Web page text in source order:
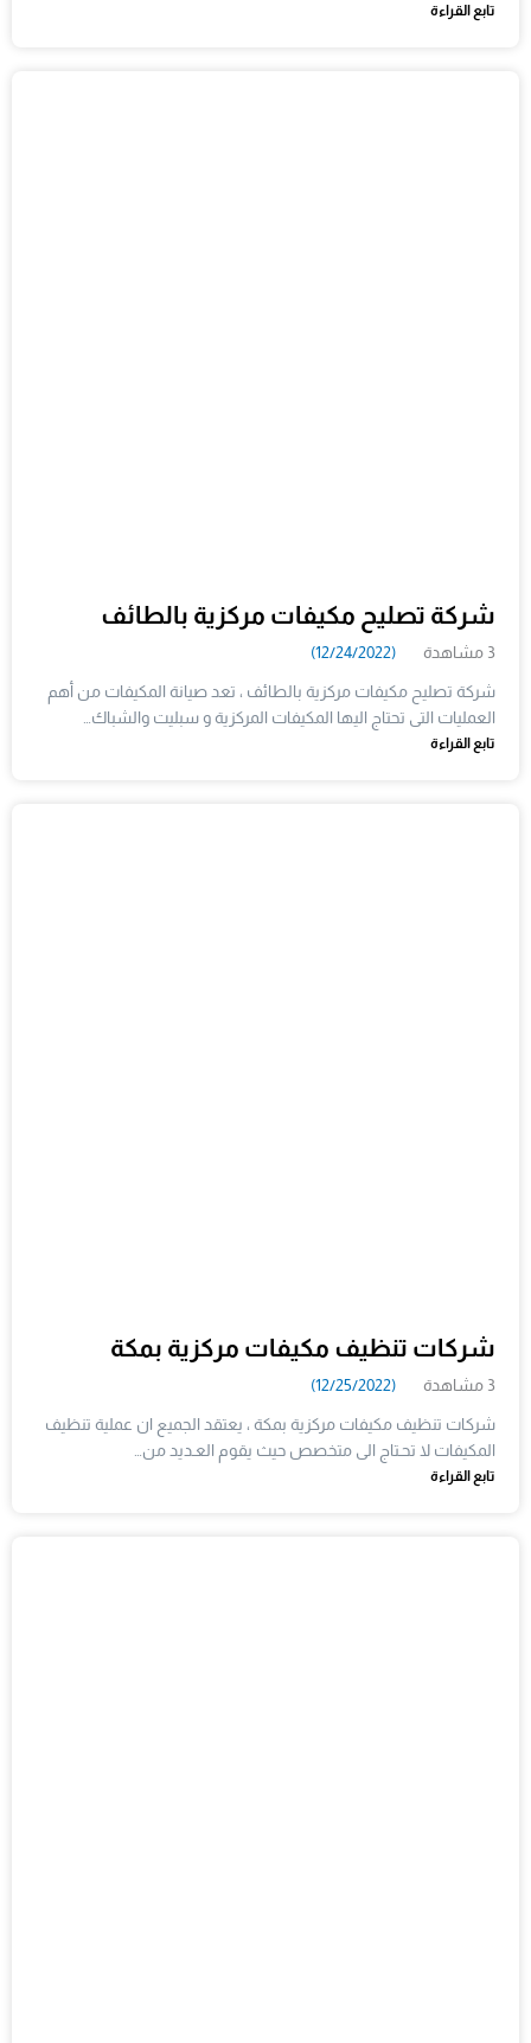
تابع القراءة
شركة تصليح مكيفات مركزية بالطائف
3 مشاهدة (12/24/2022)
شركة تصليح مكيفات مركزية بالطائف ، تعد صيانة المكيفات من أهم
العمليات التى تحتاج اليها المكيفات المركزية و سبليت والشباك…
تابع القراءة
شركات تنظيف مكيفات مركزية بمكة
3 مشاهدة (12/25/2022)
شركات تنظيف مكيفات مركزية بمكة ، يعتقد الجميع ان عملية تنظيف
المكيفات لا تحـتاج الى متخصص حيث يقوم العـديد من…
تابع القراءة